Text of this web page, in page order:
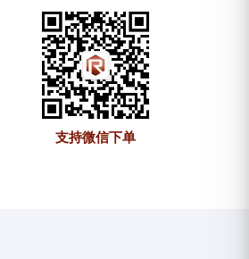
支持微信下单